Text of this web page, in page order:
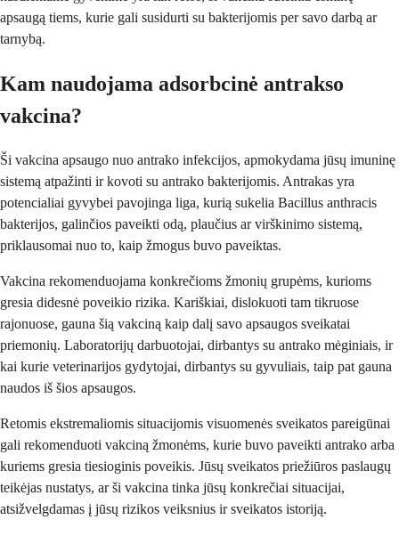
apsaugą tiems, kurie gali susidurti su bakterijomis per savo darbą ar
tarnybą.
Kam naudojama adsorbcinė antrakso
vakcina?
Ši vakcina apsaugo nuo antrako infekcijos, apmokydama jūsų imuninę
sistemą atpažinti ir kovoti su antrako bakterijomis. Antrakas yra
potencialiai gyvybei pavojinga liga, kurią sukelia Bacillus anthracis
bakterijos, galinčios paveikti odą, plaučius ar virškinimo sistemą,
priklausomai nuo to, kaip žmogus buvo paveiktas.
Vakcina rekomenduojama konkrečioms žmonių grupėms, kurioms
gresia didesnė poveikio rizika. Kariškiai, dislokuoti tam tikruose
rajonuose, gauna šią vakciną kaip dalį savo apsaugos sveikatai
priemonių. Laboratorijų darbuotojai, dirbantys su antrako mėginiais, ir
kai kurie veterinarijos gydytojai, dirbantys su gyvuliais, taip pat gauna
naudos iš šios apsaugos.
Retomis ekstremaliomis situacijomis visuomenės sveikatos pareigūnai
gali rekomenduoti vakciną žmonėms, kurie buvo paveikti antrako arba
kuriems gresia tiesioginis poveikis. Jūsų sveikatos priežiūros paslaugų
teikėjas nustatys, ar ši vakcina tinka jūsų konkrečiai situacijai,
atsižvelgdamas į jūsų rizikos veiksnius ir sveikatos istoriją.